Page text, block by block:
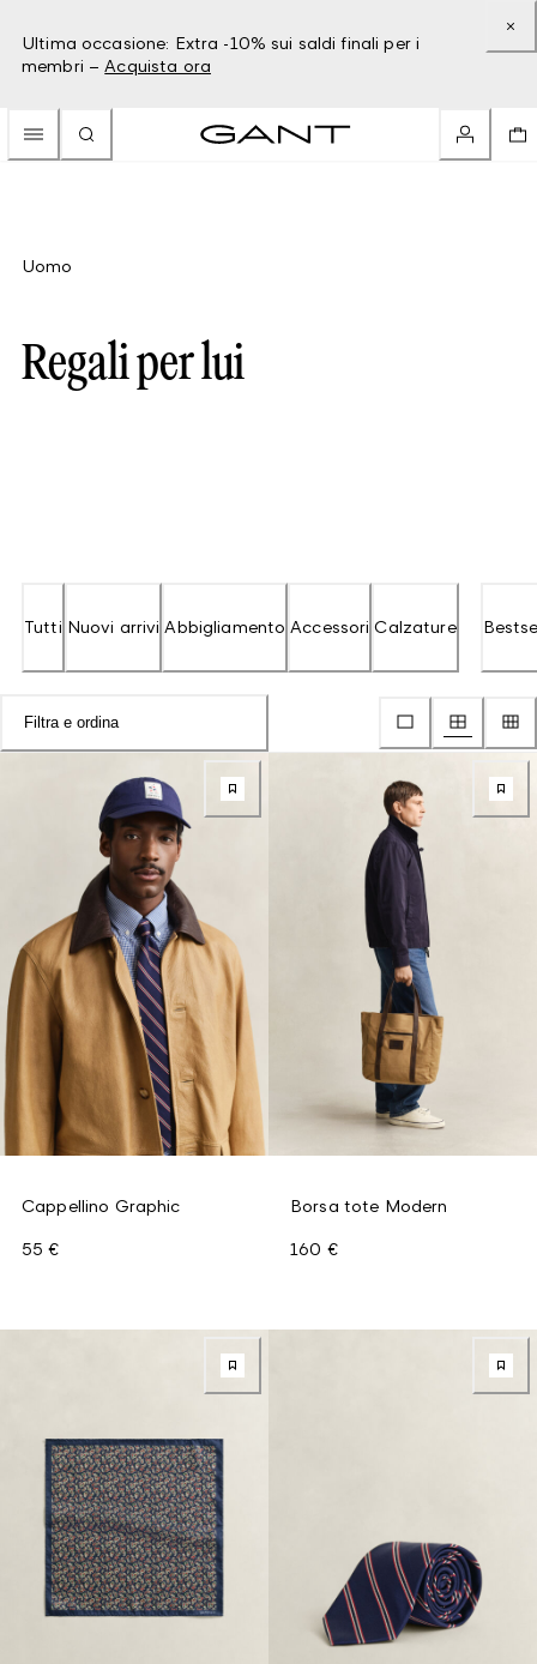
Ultima occasione: Extra -10% sui saldi finali per i
membri – Acquista ora
Uomo
Regali per lui
Tutti Nuovi arrivi Abbigliamento Accessori Calzature
Filtra e ordina
Cappellino Graphic
55 €
Borsa tote Modern
160 €